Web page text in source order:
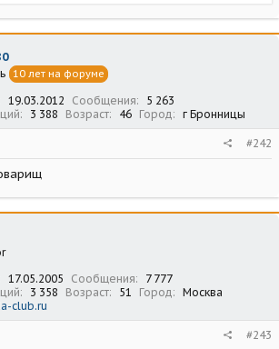
10 лет на форуме
19.03.2012 Сообщения
5 263
3 388 Возраст 46 Город г Бронницы
#242
17.05.2005 Сообщения
7 777
3 358 Возраст 51 Город
Москва
club.ru
#243